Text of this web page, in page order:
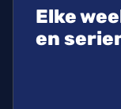
Elke
en